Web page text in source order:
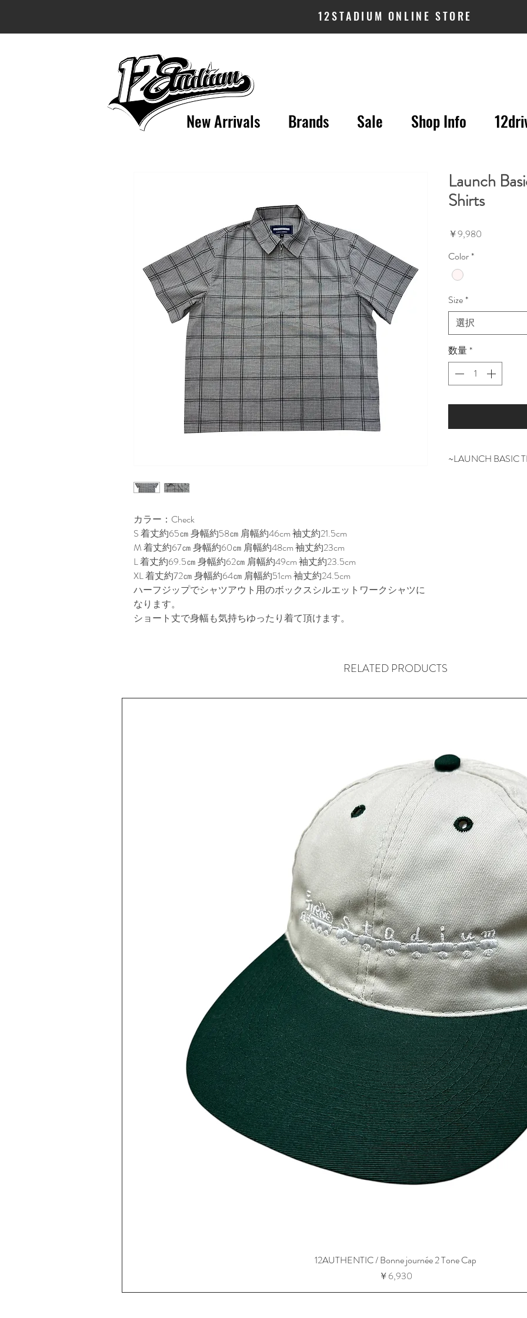
12STADIUM ONLINE STORE
New Arrivals Brands Sale Shop Info
カラー：Check
S 着丈約65㎝ 身幅約58㎝ 肩幅約46cm 袖丈約21.5cm
M 着丈約67㎝ 身幅約60㎝ 肩幅約48cm 袖丈約23cm
L 着丈約69.5㎝ 身幅約62㎝ 肩幅約49cm 袖丈約23.5cm
XL 着丈約72㎝ 身幅約64㎝ 肩幅約51cm 袖丈約24.5cm
ハーフジップでシャツアウト用のボックスシルエットワークシャツに
なります。
ショート丈で身幅も気持ちゆったり着て頂けます。
Launch
Shirts
￥9,980
Color*
Size*
選択
数量*
~LAUNCH BASIC
RELATED PRODUCTS
12AUTHENTIC / Bonne journée 2 Tone Cap
価格
￥6,930